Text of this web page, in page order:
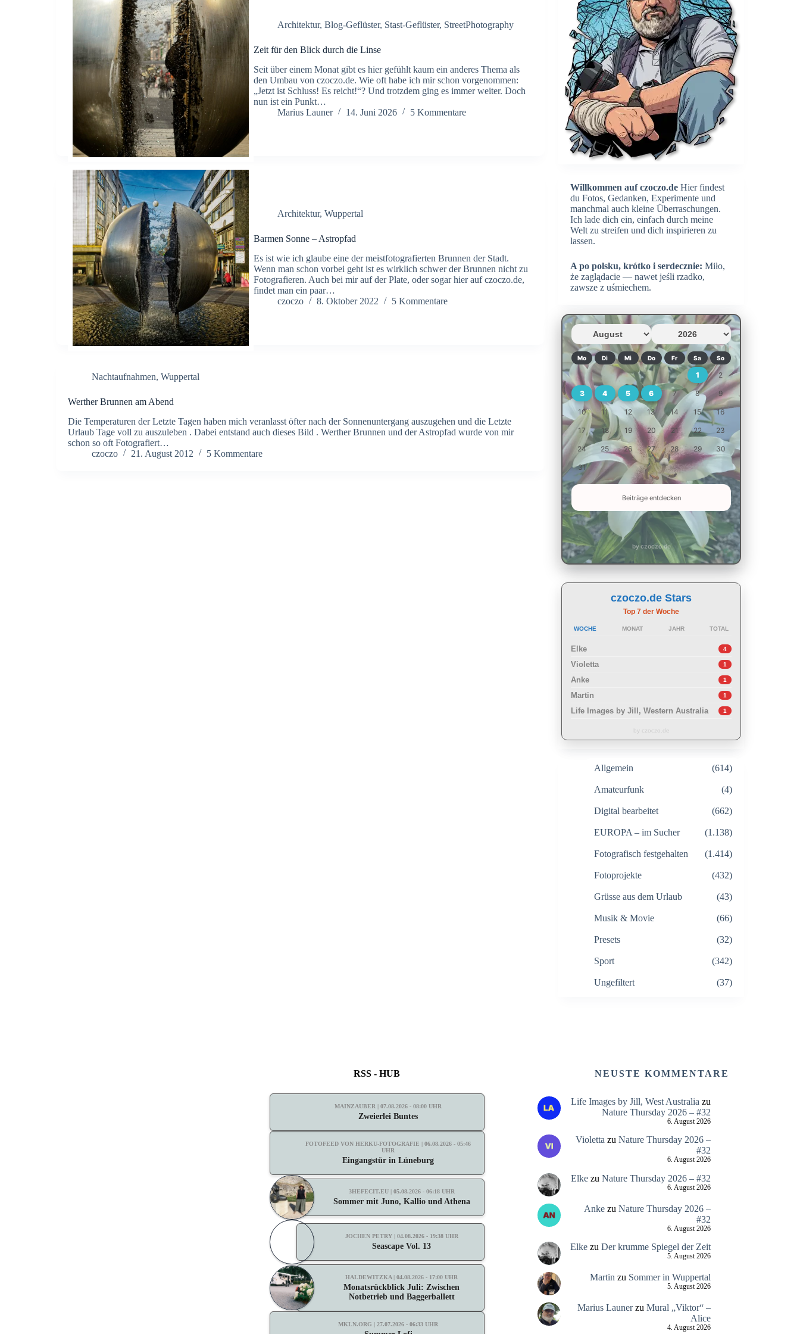
Architektur,Blog-Geflüster, Stast-Geflüster, StreetPhotography
Zeit für den Blick durch die Linse
Seit über einem Monat gibt es hier gefühlt kaum ein anderes Thema als
den Umbau von czoczo.de. Wie oft habe ich mir schon vorgenommen:
„Jetzt ist Schluss! Es reicht!“? Und trotzdem ging es immer weiter. Doch
nun ist ein Punkt…
Marius Launer
14. Juni 2026 5 Kommentare
Architektur,Wuppertal
Barmen Sonne – Astropfad
Es ist wie ich glaube eine der meistfotografierten Brunnen der Stadt.
Wenn man schon vorbei geht ist es wirklich schwer der Brunnen nicht zu
Fotografieren. Auch bei mir auf der Plate, oder sogar hier auf czoczo.de,
findet man ein paar…
czoczo
8. Oktober 2022 5 Kommentare
Nachtaufnahmen, Wuppertal
Werther Brunnen am Abend
Die Temperaturen der Letzte Tagen haben mich veranlasst öfter nach der Sonnenuntergang auszugehen und die Letzte
Urlaub Tage voll zu auszuleben . Dabei entstand auch dieses Bild . Werther Brunnen und der Astropfad wurde von mir
schon so oft Fotografiert…
czoczo
21. August 2012 5 Kommentare
Willkommen auf czoczo.de Hier findest
du Fotos, Gedanken, Experimente und
manchmal auch kleine Überraschungen.
Ich lade dich ein, einfach durch meine
Welt zu streifen und dich inspirieren zu
lassen.
A po polsku, krótko i serdecznie: Miło,
że zaglądacie — nawet jeśli rzadko,
zawsze z uśmiechem.
Mo Di Mi Do Fr Sa So
1 2
3 4 5 6 7 8 9
10 11 12 13 14 15 16
17 18 19 20 21 22 23
24 25 26 27 28 29 30
31
Beiträge entdecken
by czoczo.de
czoczo.de Stars
Top 7 der Woche
WOCHE MONAT JAHR TOTAL
Elke 4
Violetta 1
Anke 1
Martin 1
Life Images by Jill, Western Australia 1
by czoczo.de
Allgemein (614)
Amateurfunk (4)
Digital bearbeitet (662)
EUROPA – im Sucher (1.138)
Fotografisch festgehalten (1.414)
Fotoprojekte (432)
Grüsse aus dem Urlaub (43)
Musik & Movie (66)
Presets (32)
Sport (342)
Ungefiltert (37)
RSS - HUB
MAINZAUBER | 07.08.2026 - 08:00 UHR
Zweierlei Buntes
FOTOFEED VON HERKU-FOTOGRAFIE | 06.08.2026 - 05:46
UHR
Eingangstür in Lüneburg
3HEFECIT.EU | 05.08.2026 - 06:18 UHR
Sommer mit Juno, Kallio und Athena
JOCHEN PETRY | 04.08.2026 - 19:38 UHR
Seascape Vol. 13
HALDEWITZKA | 04.08.2026 - 17:00 UHR
Monatsrückblick Juli: Zwischen
Notbetrieb und Baggerballett
MKLN.ORG | 27.07.2026 - 06:33 UHR
NEUSTE KOMMENTARE
Life Images by Jill, West Australia zu
Nature Thursday 2026 – #32
6. August 2026
Violetta zu Nature Thursday 2026 –
#32
6. August 2026
Elkezu Nature Thursday 2026 – #32
6. August 2026
Ankezu Nature Thursday 2026 –
#32
6. August 2026
Elkezu Der krumme Spiegel der Zeit
5. August 2026
Martin zu Sommer in Wuppertal
5. August 2026
Marius Launerzu Mural „Viktor“ –
Alice
4. August 2026